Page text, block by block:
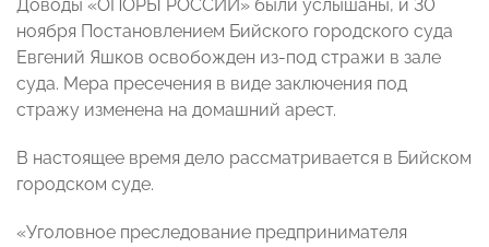
Доводы «ОПОРЫ РОССИИ» были услышаны, и 30
ноября Постановлением Бийского городского суда
Евгений Яшков освобожден из-под стражи в зале
суда. Мера пресечения в виде заключения под
стражу изменена на домашний арест.
В настоящее время дело рассматривается в Бийском
городском суде.
«Уголовное преследование предпринимателя